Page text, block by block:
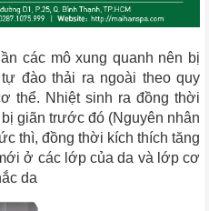
các mô xung quanh nên bị
đào thải ra ngoài theo quy
thể. Nhiệt sinh ra đồng thời
giãn trước đó (Nguyên nhân
thì, đồng thời kích thích tăng
ở các lớp của da và lớp cơ
da